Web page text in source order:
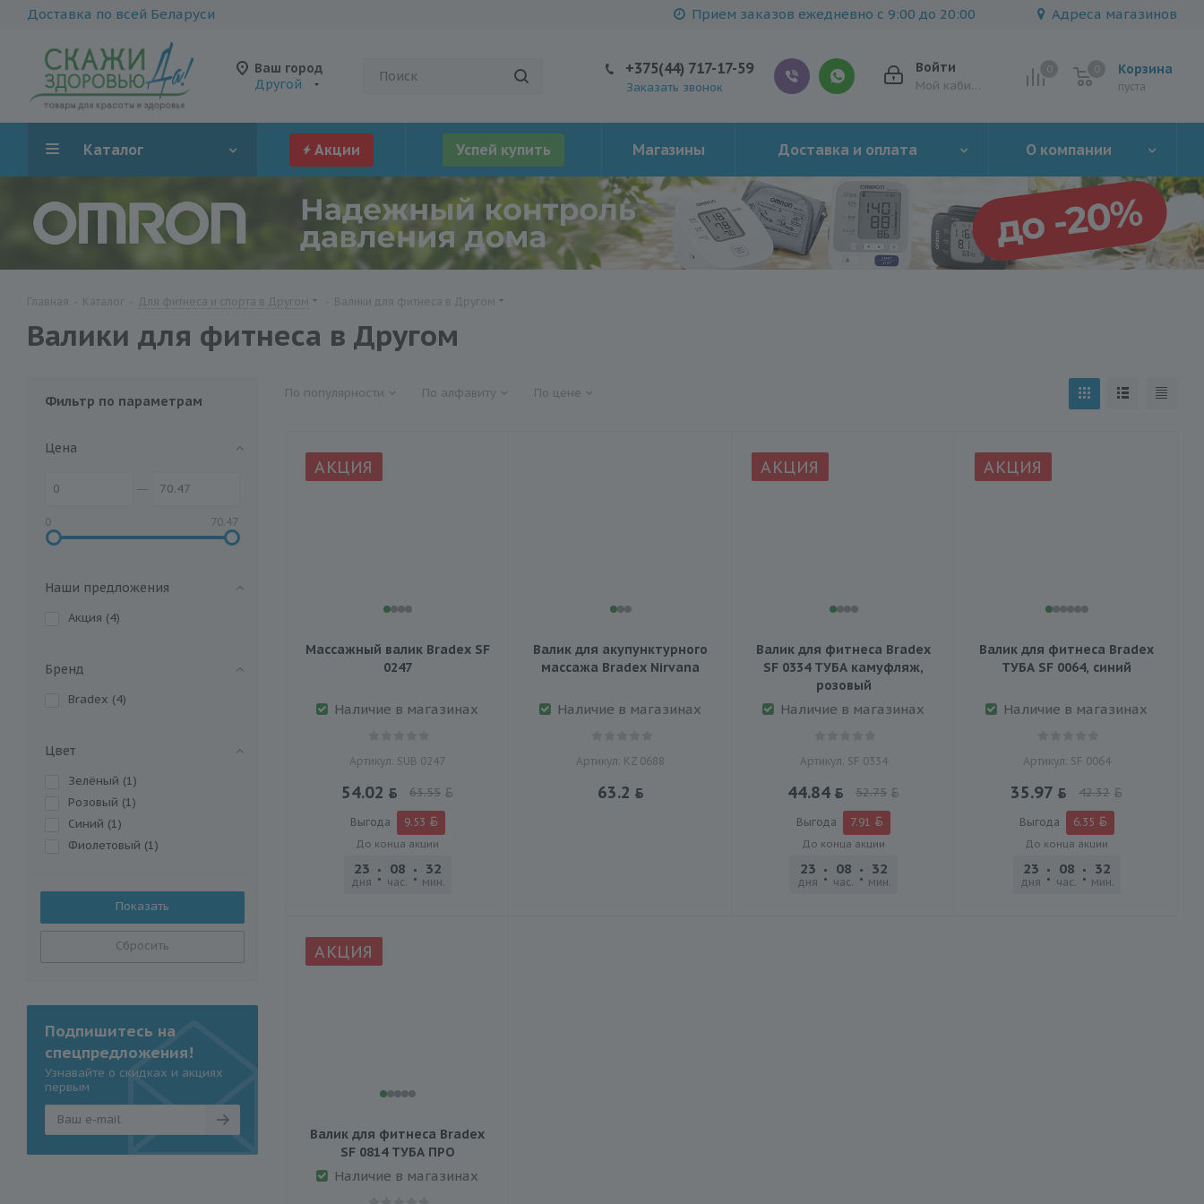
Доставка по всей Беларуси Прием заказов ежедневно с 9:00 до 20:00 Адреса магазинов
Ваш город
Другой
Корзина
пуста
Войти
Мой кабинет
+375(44) 717-17-59
Заказать звонок
Каталог Акции Успей купить Магазины Доставка и оплата О компании
Валики для фитнеса в Другом
По популярности По алфавиту По цене
АКЦИЯ
Массажный валик Bradex SF
0247
Наличие в магазинах
Артикул: SUB 0247
54.02 63.55
Выгода 9.53
До конца акции
23
дня
08
час.
32
мин.
Валик для акупунктурного
массажа Bradex Nirvana
Наличие в магазинах
Артикул: KZ 0688
63.2
АКЦИЯ
Валик для фитнеса Bradex
SF 0334 ТУБА камуфляж,
розовый
Наличие в магазинах
Артикул: SF 0334
44.84 52.75
Выгода 7.91
До конца акции
23
дня
08
час.
32
мин.
АКЦИЯ
Валик для фитнеса Bradex
ТУБА SF 0064, синий
Наличие в магазинах
Артикул: SF 0064
35.97 42.32
Выгода 6.35
До конца акции
23
дня
08
час.
32
мин.
АКЦИЯ
Валик для фитнеса Bradex
SF 0814 ТУБА ПРО
Наличие в магазинах
Фильтр по параметрам
Цена
0 70.47
Наши предложения
Акция (4)
Бренд
Bradex (4)
Цвет
Зелёный (1)
Розовый (1)
Синий (1)
Фиолетовый (1)
Сбросить
Подпишитесь на
спецпредложения!
Узнавайте о скидках и акциях
первым